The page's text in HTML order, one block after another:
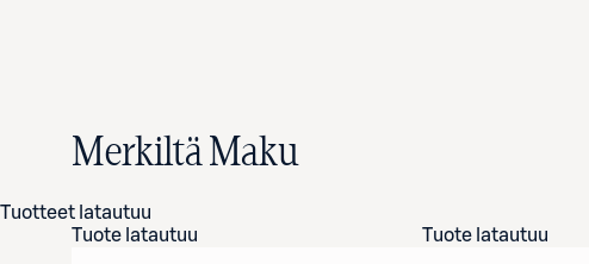
Merkiltä Maku
Tuotteet latautuu
Tuote latautuu
Tuote latautuu